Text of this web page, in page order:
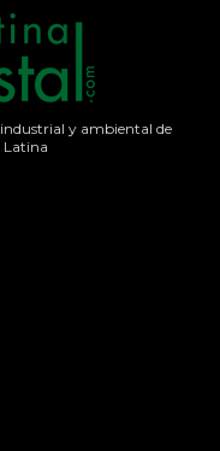
y ambiental de